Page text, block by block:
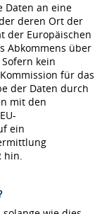
Daten an eine
deren Ort der
der Europäischen
Abkommens über
kein
für das
der Daten durch
mit den
ein
hin.